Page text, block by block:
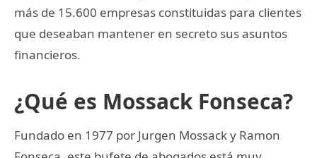
más de 15.600 empresas constituidas para clientes
que deseaban mantener en secreto sus asuntos
financieros.
¿Qué es Mossack Fonseca?
Fundado en 1977 por Jurgen Mossack y Ramon